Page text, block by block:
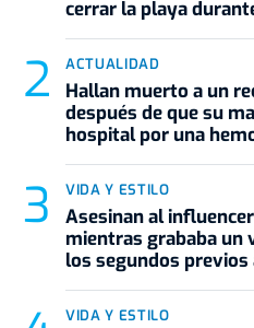
cerrar la playa
ACTUALIDAD
Hallan muerto a un
después de que su
hospital por una
VIDA Y ESTILO
Asesinan al
mientras grababa un
los segundos previos
VIDA Y ESTILO